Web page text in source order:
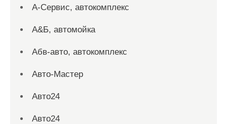
А-Сервис, автокомплекс
А&Б, автомойка
Абв-авто, автокомплекс
Авто-Мастер
Авто24
Авто24